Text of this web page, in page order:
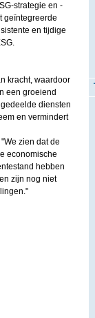
strategie en -
geïntegreerde
en tijdige
kracht, waardoor
een groeiend
diensten
en vermindert
zien dat de
economische
hebben
zijn nog niet